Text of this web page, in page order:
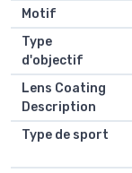
Motif
Type
d'objectif
Lens Coating
Description
Type de sport